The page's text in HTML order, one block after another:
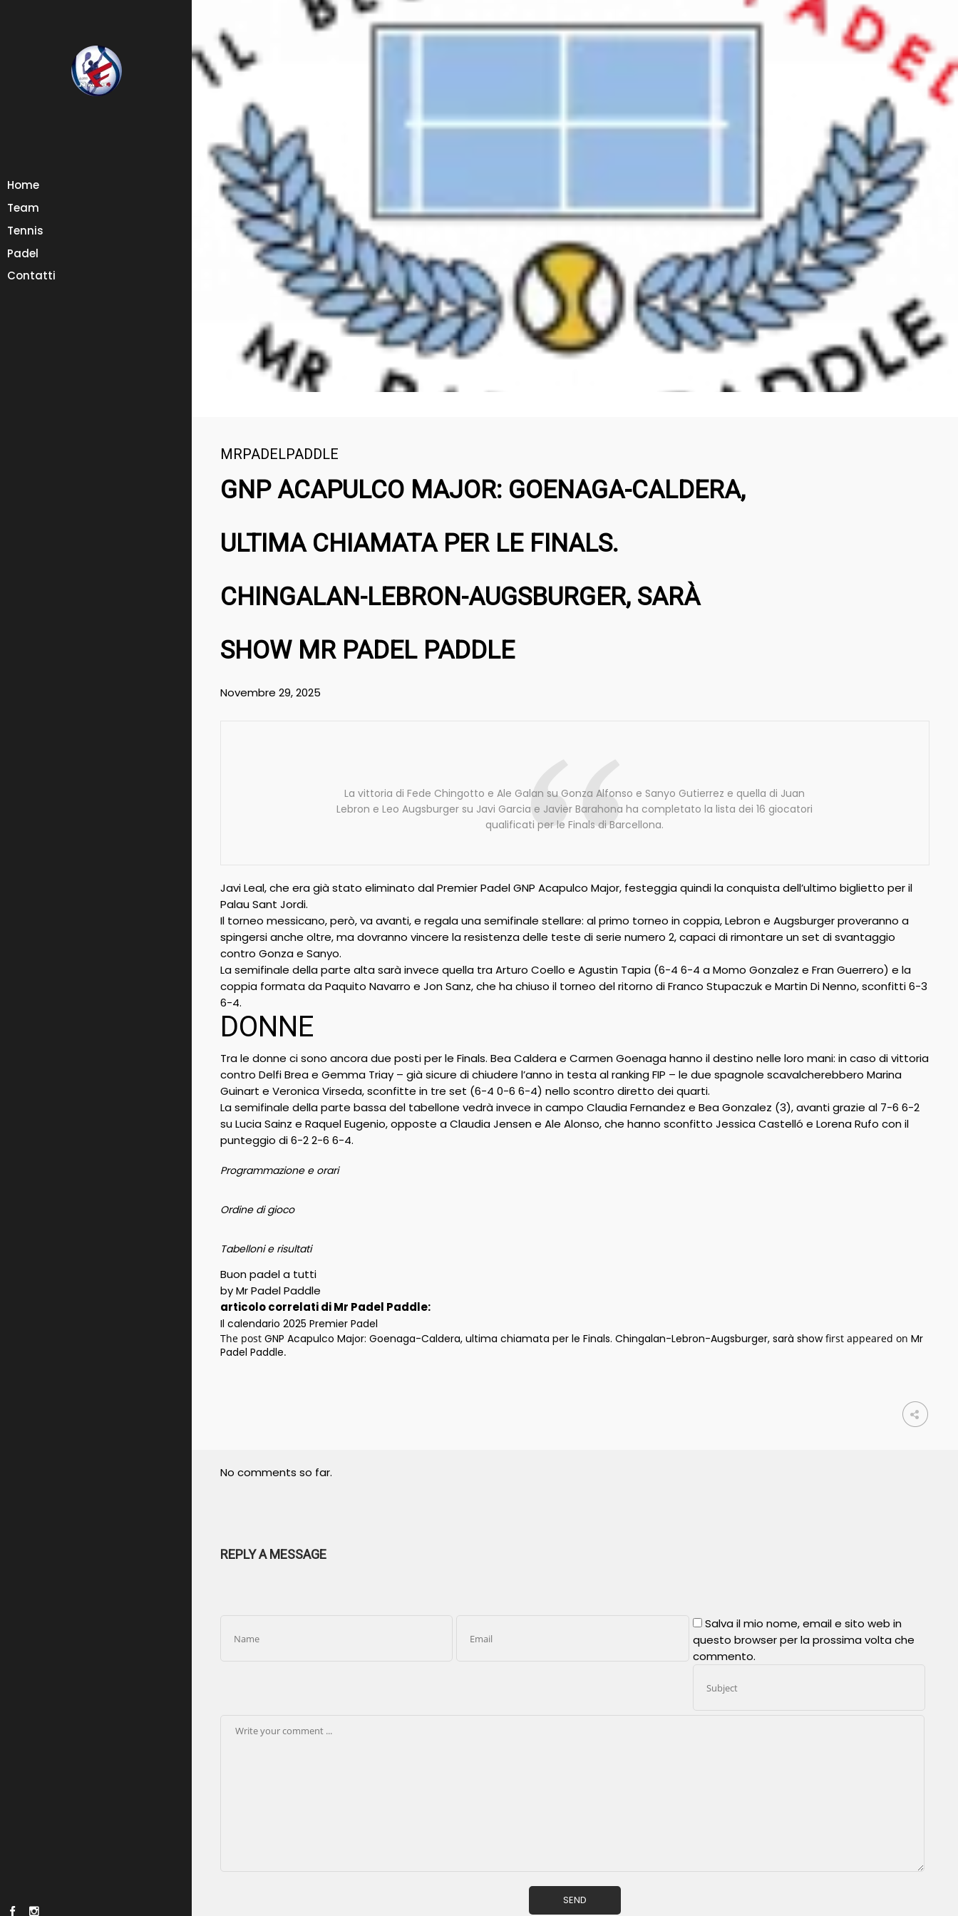
Home
Team
Tennis
Padel
Contatti
MRPADELPADDLE
GNP ACAPULCO MAJOR: GOENAGA-CALDERA,
ULTIMA CHIAMATA PER LE FINALS.
CHINGALAN-LEBRON-AUGSBURGER, SARÀ
SHOW MR PADEL PADDLE
Novembre 29, 2025
La vittoria di Fede Chingotto e Ale Galan su Gonza Alfonso e Sanyo Gutierrez e quella di Juan
Lebron e Leo Augsburger su Javi Garcia e Javier Barahona ha completato la lista dei 16 giocatori
qualificati per le Finals di Barcellona.
Javi Leal, che era già stato eliminato dal Premier Padel GNP Acapulco Major, festeggia quindi la conquista dell’ultimo biglietto per il
Palau Sant Jordi.
Il torneo messicano, però, va avanti, e regala una semifinale stellare: al primo torneo in coppia, Lebron e Augsburger proveranno a
spingersi anche oltre, ma dovranno vincere la resistenza delle teste di serie numero 2, capaci di rimontare un set di svantaggio
contro Gonza e Sanyo.
La semifinale della parte alta sarà invece quella tra Arturo Coello e Agustin Tapia (6-4 6-4 a Momo Gonzalez e Fran Guerrero) e la
coppia formata da Paquito Navarro e Jon Sanz, che ha chiuso il torneo del ritorno di Franco Stupaczuk e Martin Di Nenno, sconfitti 6-3
6-4.
DONNE
Tra le donne ci sono ancora due posti per le Finals. Bea Caldera e Carmen Goenaga hanno il destino nelle loro mani: in caso di vittoria
contro Delfi Brea e Gemma Triay – già sicure di chiudere l’anno in testa al ranking FIP – le due spagnole scavalcherebbero Marina
Guinart e Veronica Virseda, sconfitte in tre set (6-4 0-6 6-4) nello scontro diretto dei quarti.
La semifinale della parte bassa del tabellone vedrà invece in campo Claudia Fernandez e Bea Gonzalez (3), avanti grazie al 7-6 6-2
su Lucia Sainz e Raquel Eugenio, opposte a Claudia Jensen e Ale Alonso, che hanno sconfitto Jessica Castelló e Lorena Rufo con il
punteggio di 6-2 2-6 6-4.
Programmazione e orari
Ordine di gioco
Tabelloni e risultati
Buon padel a tutti
by Mr Padel Paddle
articolo correlati di Mr Padel Paddle:
Il calendario 2025 Premier Padel
The post GNP Acapulco Major: Goenaga-Caldera, ultima chiamata per le Finals. Chingalan-Lebron-Augsburger, sarà showfirst appeared on Mr
Padel Paddle.
No comments so far.
REPLY A MESSAGE
Salva il mio nome, email e sito web in
questo browser per la prossima volta che
commento.